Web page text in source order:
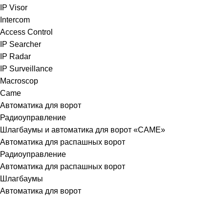
IP Visor
Intercom
Access Control
IP Searcher
IP Radar
IP Surveillance
Macroscop
Came
Автоматика для ворот
Радиоуправление
Шлагбаумы и автоматика для ворот «CAME»
Автоматика для распашных ворот
Радиоуправление
Автоматика для распашных ворот
Шлагбаумы
Автоматика для ворот